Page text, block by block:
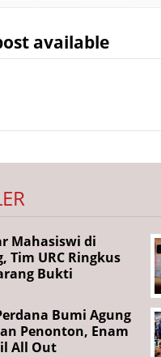
available
Mahasiswi di
Tim URC Ringkus
Bukti
Bumi Agung
Penonton, Enam
All Out